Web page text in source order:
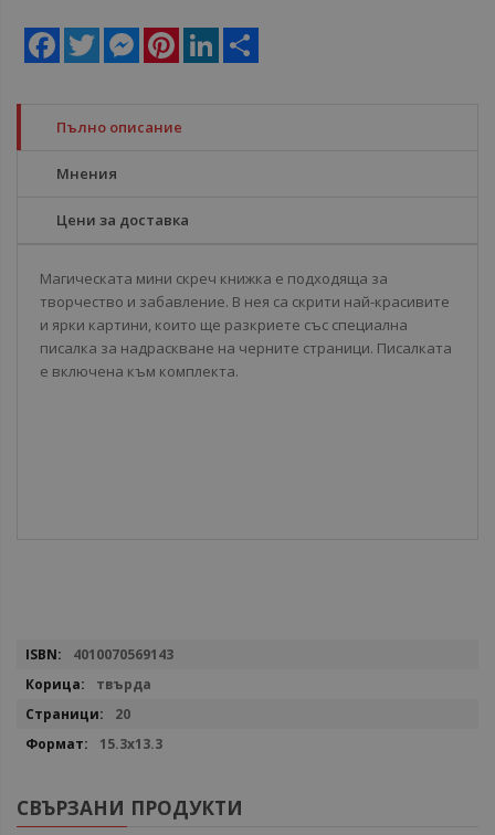
Facebook
Twitter MessengerPinterestLinkedIn
Пълно описание
Мнения
Цени за доставка
Магическата мини скреч книжка е подходяща за
творчество и забавление. В нея са скрити най-красивите
и ярки картини, които ще разкриете със специална
писалка за надраскване на черните страници. Писалката
е включена към комплекта.
Повече
4010070569143
твърда
20
15.3x13.3
СВЪРЗАНИ ПРОДУКТИ